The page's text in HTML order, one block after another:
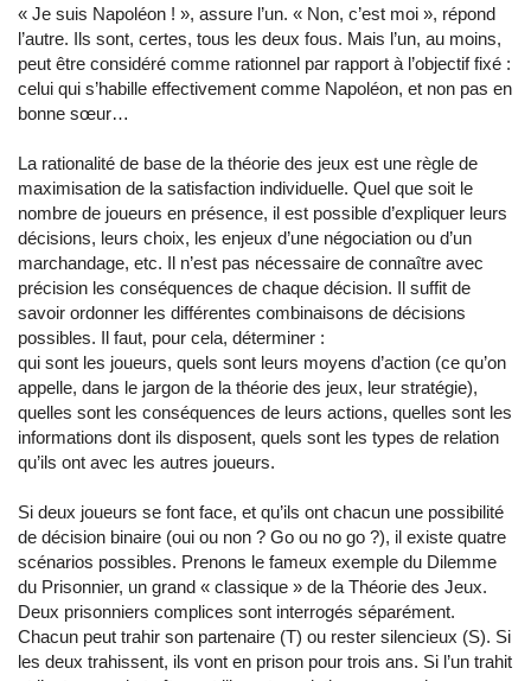
« Je suis Napoléon ! », assure l’un. « Non, c’est moi », répond
l’autre. Ils sont, certes, tous les deux fous. Mais l’un, au moins,
peut être considéré comme rationnel par rapport à l’objectif fixé :
celui qui s’habille effectivement comme Napoléon, et non pas en
bonne sœur…
La rationalité de base de la théorie des jeux est une règle de
maximisation de la satisfaction individuelle. Quel que soit le
nombre de joueurs en présence, il est possible d’expliquer leurs
décisions, leurs choix, les enjeux d’une négociation ou d’un
marchandage, etc. Il n’est pas nécessaire de connaître avec
précision les conséquences de chaque décision. Il suffit de
savoir ordonner les différentes combinaisons de décisions
possibles. Il faut, pour cela, déterminer :
qui sont les joueurs, quels sont leurs moyens d’action (ce qu’on
appelle, dans le jargon de la théorie des jeux, leur stratégie),
quelles sont les conséquences de leurs actions, quelles sont les
informations dont ils disposent, quels sont les types de relation
qu’ils ont avec les autres joueurs.
Si deux joueurs se font face, et qu’ils ont chacun une possibilité
de décision binaire (oui ou non ? Go ou no go ?), il existe quatre
scénarios possibles. Prenons le fameux exemple du Dilemme
du Prisonnier, un grand « classique » de la Théorie des Jeux.
Deux prisonniers complices sont interrogés séparément.
Chacun peut trahir son partenaire (T) ou rester silencieux (S). Si
les deux trahissent, ils vont en prison pour trois ans. Si l’un trahit